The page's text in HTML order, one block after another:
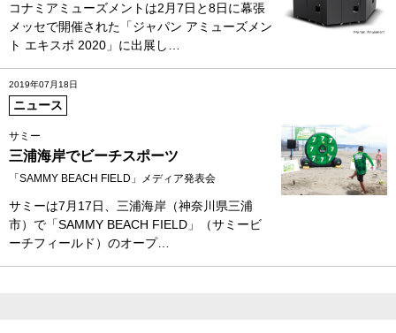
コナミアミューズメントは2月7日と8日に幕張
メッセで開催された「ジャパン アミューズメン
ト エキスポ 2020」に出展し…
2019年07月18日
ニュース
サミー
三浦海岸でビーチスポーツ
「SAMMY BEACH FIELD」メディア発表会
サミーは7月17日、三浦海岸（神奈川県三浦
市）で「SAMMY BEACH FIELD」（サミービ
ーチフィールド）のオープ…